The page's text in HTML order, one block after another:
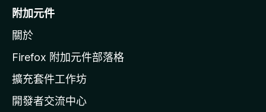
o
i
l
a
官
附加元件
關於
Firefox 附加元件部落格
擴充套件工作坊
開發者交流中心